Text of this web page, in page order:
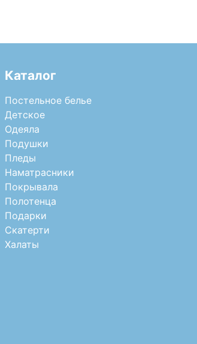
Каталог
Постельное белье
Детское
Одеяла
Подушки
Пледы
Наматрасники
Покрывала
Полотенца
Подарки
Скатерти
Халаты